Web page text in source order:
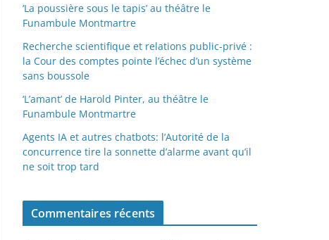
‘La poussière sous le tapis’ au théâtre le
Funambule Montmartre
Recherche scientifique et relations public-privé :
la Cour des comptes pointe l’échec d’un système
sans boussole
‘L’amant’ de Harold Pinter, au théâtre le
Funambule Montmartre
Agents IA et autres chatbots: l’Autorité de la
concurrence tire la sonnette d’alarme avant qu’il
ne soit trop tard
Commentaires récents